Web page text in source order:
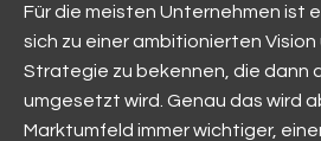
Für die meisten Unternehmen ist
sich zu einer ambitionierten
Strategie zu bekennen, die dann
umgesetzt wird. Genau das wird
Marktumfeld immer wichtiger,